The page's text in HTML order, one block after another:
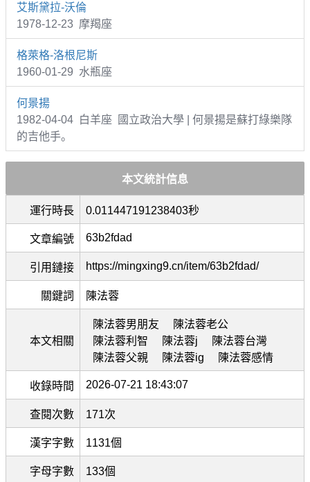
艾斯黛拉-沃倫
1978-12-23 摩羯座
格萊格-洛根尼斯
1960-01-29 水瓶座
何景揚
1982-04-04 白羊座 國立政治大學 | 何景揚是蘇打綠樂隊
的吉他手。
本文統計信息
運行時長 0.011447191238403秒
文章編號 63b2fdad
引用鏈接 https://mingxing9.cn/item/63b2fdad/
關鍵詞 陳法蓉
本文相關
陳法蓉男朋友
陳法蓉老公
陳法蓉利智
陳法蓉j
陳法蓉台灣
陳法蓉父親
陳法蓉ig 陳法蓉感情
收錄時間 2026-07-21 18:43:07
查閱次數 171次
漢字字數 1131個
字母字數 133個